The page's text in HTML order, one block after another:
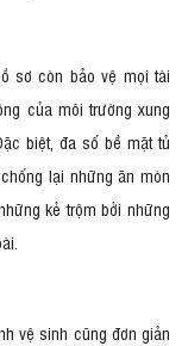
sơ còn bảo vệ mọi tài
của môi trường xung
biệt, đa số bề mặt tủ
lại những ăn mòn
kẻ trộm bởi những
vệ sinh cũng đơn giản